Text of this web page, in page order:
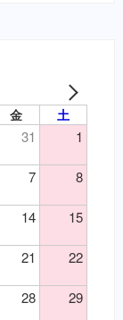
金 土
31 1
7 8
14 15
21 22
28 29